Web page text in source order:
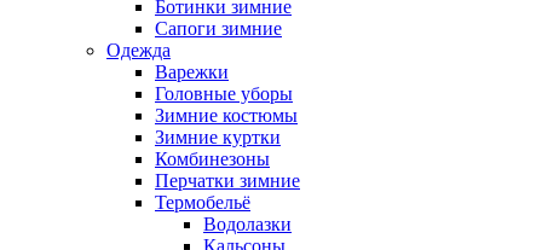
Ботинки зимние
Сапоги зимние
Одежда
Варежки
Головные уборы
Зимние костюмы
Зимние куртки
Комбинезоны
Перчатки зимние
Термобельё
Водолазки
Кальсоны